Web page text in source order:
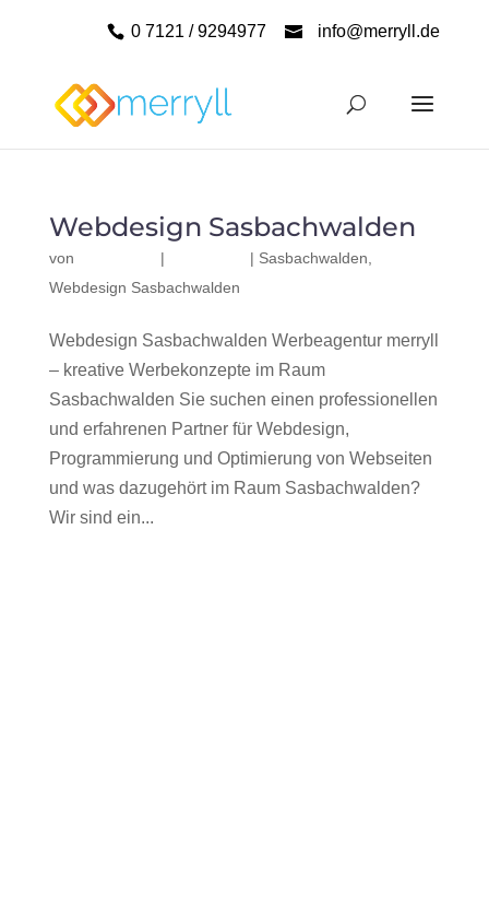
0 7121 / 9294977 info@merryll.de
Webdesign Sasbachwalden
von | | Sasbachwalden
Webdesign Sasbachwalden
Webdesign Sasbachwalden Werbeagentur merryll
– kreative Werbekonzepte im Raum
Sasbachwalden Sie suchen einen professionellen
und erfahrenen Partner für Webdesign,
Programmierung und Optimierung von Webseiten
und was dazugehört im Raum Sasbachwalden?
Wir sind ein...